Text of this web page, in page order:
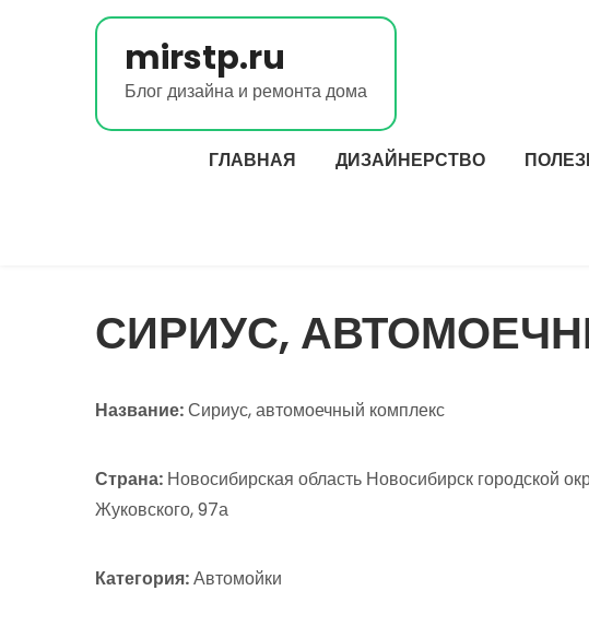
mirstp.ru
Блог дизайна и ремонта дома
ГЛАВНАЯ ДИЗАЙНЕРСТВО
СИРИУС,
Название:Сириус, автомоечный комплекс
Страна: Новосибирская область Новосибирск городской
Жуковского, 97а
Категория:Автомойки